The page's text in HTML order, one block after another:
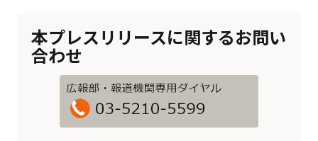
本プレスリリースに関するお問い
合わせ